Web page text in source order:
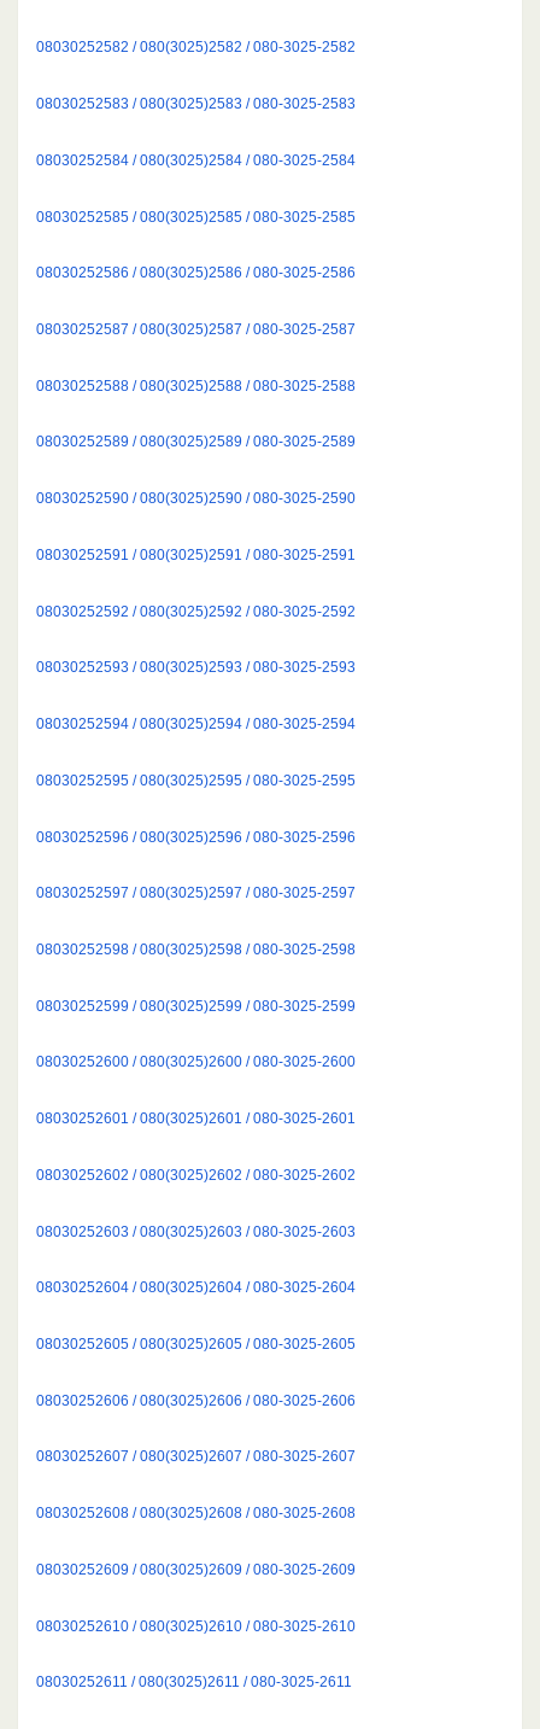
08030252582 / 080(3025)2582 / 080-3025-2582
08030252583 / 080(3025)2583 / 080-3025-2583
08030252584 / 080(3025)2584 / 080-3025-2584
08030252585 / 080(3025)2585 / 080-3025-2585
08030252586 / 080(3025)2586 / 080-3025-2586
08030252587 / 080(3025)2587 / 080-3025-2587
08030252588 / 080(3025)2588 / 080-3025-2588
08030252589 / 080(3025)2589 / 080-3025-2589
08030252590 / 080(3025)2590 / 080-3025-2590
08030252591 / 080(3025)2591 / 080-3025-2591
08030252592 / 080(3025)2592 / 080-3025-2592
08030252593 / 080(3025)2593 / 080-3025-2593
08030252594 / 080(3025)2594 / 080-3025-2594
08030252595 / 080(3025)2595 / 080-3025-2595
08030252596 / 080(3025)2596 / 080-3025-2596
08030252597 / 080(3025)2597 / 080-3025-2597
08030252598 / 080(3025)2598 / 080-3025-2598
08030252599 / 080(3025)2599 / 080-3025-2599
08030252600 / 080(3025)2600 / 080-3025-2600
08030252601 / 080(3025)2601 / 080-3025-2601
08030252602 / 080(3025)2602 / 080-3025-2602
08030252603 / 080(3025)2603 / 080-3025-2603
08030252604 / 080(3025)2604 / 080-3025-2604
08030252605 / 080(3025)2605 / 080-3025-2605
08030252606 / 080(3025)2606 / 080-3025-2606
08030252607 / 080(3025)2607 / 080-3025-2607
08030252608 / 080(3025)2608 / 080-3025-2608
08030252609 / 080(3025)2609 / 080-3025-2609
08030252610 / 080(3025)2610 / 080-3025-2610
08030252611 / 080(3025)2611 / 080-3025-2611